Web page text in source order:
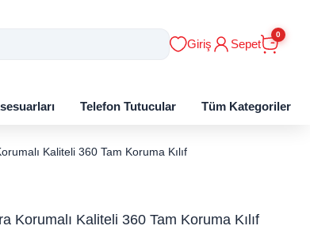
Giriş Sepet
0
Telefon Tutucular Tüm Kategoriler
Kaliteli 360 Tam Koruma Kılıf
Korumalı Kaliteli 360 Tam Koruma Kılıf